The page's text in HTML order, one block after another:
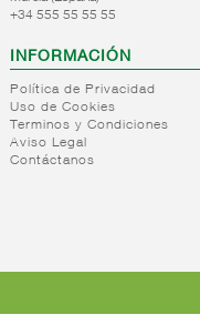
lacteos
Salazones
maruca
Ahumados-
aceite
Anchoa
semi
Quesos en +
Quesos
cuñas
nacionales
Quesos
cuñas
Quesos
pasta
blanda,
porcionados,
piezas
+
Quesos
Quesos
+
+34 555 55 55 55
INFORMACIÓN
Política de Privacidad
Uso de Cookies
Terminos y Condiciones
Aviso Legal
Contáctanos